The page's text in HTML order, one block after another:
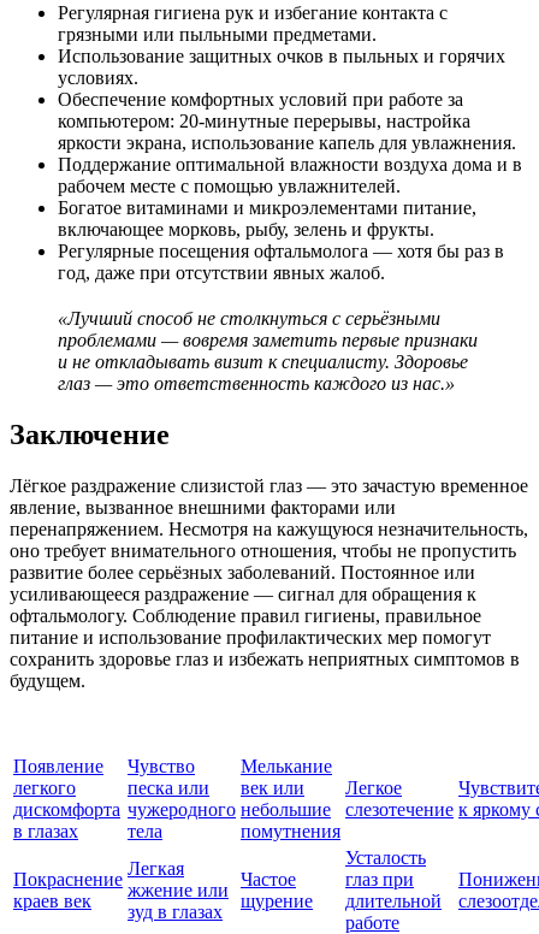
Регулярная гигиена рук и избегание контакта с
грязными или пыльными предметами.
Использование защитных очков в пыльных и горячих
условиях.
Обеспечение комфортных условий при работе за
компьютером: 20-минутные перерывы, настройка
яркости экрана, использование капель для увлажнения.
Поддержание оптимальной влажности воздуха дома и в
рабочем месте с помощью увлажнителей.
Богатое витаминами и микроэлементами питание,
включающее морковь, рыбу, зелень и фрукты.
Регулярные посещения офтальмолога — хотя бы раз в
год, даже при отсутствии явных жалоб.
«Лучший способ не столкнуться с серьёзными
проблемами — вовремя заметить первые признаки
и не откладывать визит к специалисту. Здоровье
глаз — это ответственность каждого из нас.»
Заключение
Лёгкое раздражение слизистой глаз — это зачастую временное
явление, вызванное внешними факторами или
перенапряжением. Несмотря на кажущуюся незначительность,
оно требует внимательного отношения, чтобы не пропустить
развитие более серьёзных заболеваний. Постоянное или
усиливающееся раздражение — сигнал для обращения к
офтальмологу. Соблюдение правил гигиены, правильное
питание и использование профилактических мер помогут
сохранить здоровье глаз и избежать неприятных симптомов в
будущем.
Появление
легкого
дискомфорта
в глазах
Чувство
песка или
чужеродного
тела
Мелькание
век или
небольшие
помутнения
Легкое
слезотечение к яркому
Покраснение
краев век
Легкая
жжение или
зуд в глазах
Частое
щурение
Усталость
глаз при
длительной
работе